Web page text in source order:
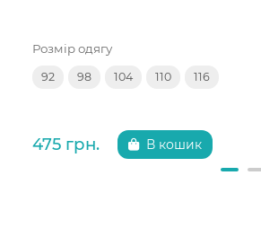
Розмір одягу
92 98 104 110 116
475 грн. В кошик